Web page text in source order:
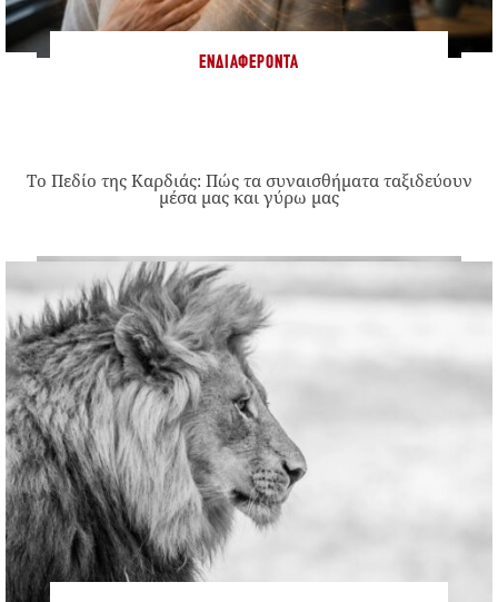
ΕΝΔΙΑΦΈΡΟΝΤΑ
Το Πεδίο της Καρδιάς: Πώς τα συναισθήματα ταξιδεύουν
μέσα μας και γύρω μας